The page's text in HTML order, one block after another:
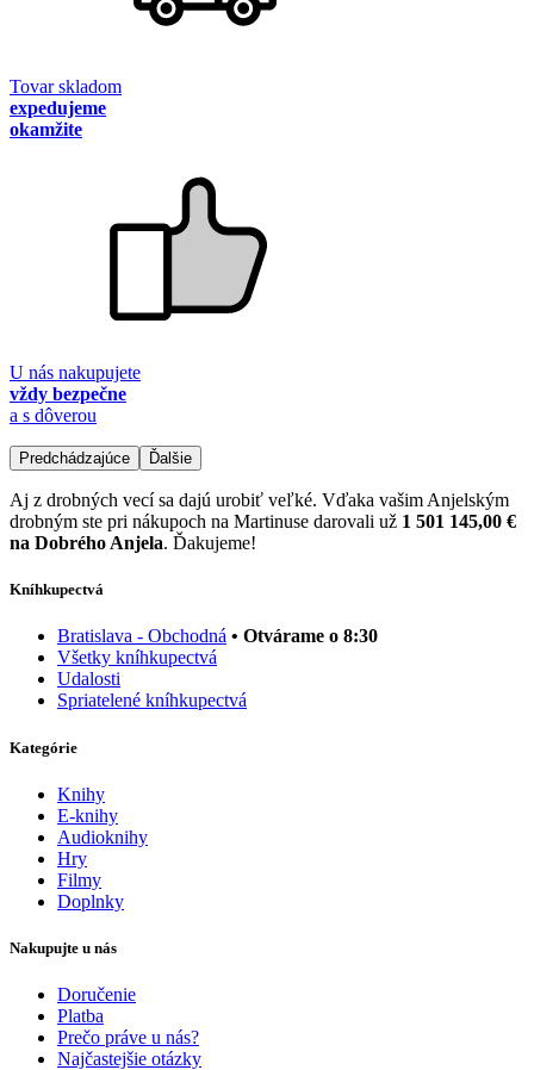
Tovar skladom
expedujeme
okamžite
U nás nakupujete
vždy bezpečne
a s dôverou
Predchádzajúce Ďalšie
Aj z drobných vecí sa dajú urobiť veľké. Vďaka vašim Anjelským
drobným ste pri nákupoch na Martinuse darovali už 1 501 145,00 €
na Dobrého Anjela. Ďakujeme!
Kníhkupectvá
Bratislava - Obchodná • Otvárame o 8:30
Všetky kníhkupectvá
Udalosti
Spriatelené kníhkupectvá
Kategórie
Knihy
E-knihy
Audioknihy
Hry
Filmy
Doplnky
Nakupujte u nás
Doručenie
Platba
Prečo práve u nás?
Najčastejšie otázky